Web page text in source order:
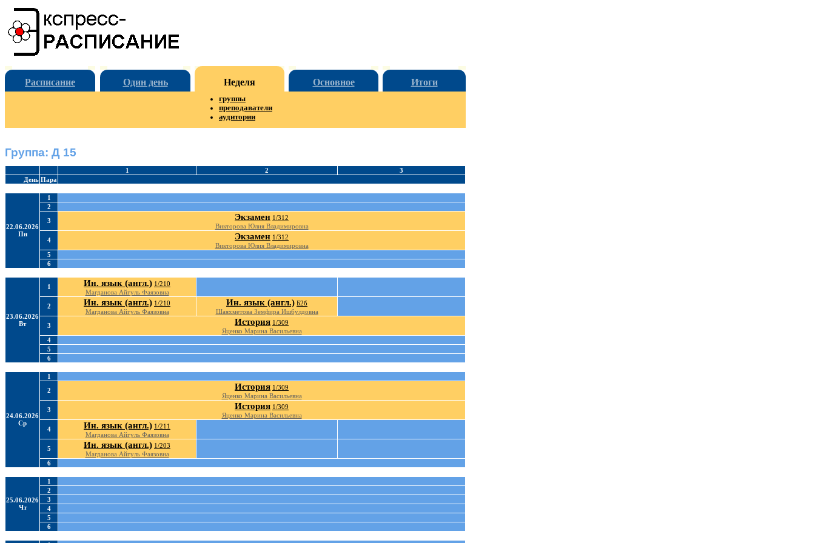
Расписание Один день Неделя Основное Итоги
группы
преподаватели
аудитории
Группа: Д 15
1 2
3
День Пара
22.06.2026
Пн
1
2
3
Экзамен 1/312
Викторова Юлия Владимировна
4
Экзамен 1/312
Викторова Юлия Владимировна
5
6
23.06.2026
Вт
1 Ин. язык (англ.) 1/210
Магданова Айгуль Фаязовна
2
Ин. язык (англ.) 1/210
Магданова Айгуль Фаязовна
Ин. язык (англ.) Б2б
Шаяхметова Земфира Ишбулдовна
3
История 1/309
Яценко Марина Васильевна
4
5
6
24.06.2026
Ср
1
2
История 1/309
Яценко Марина Васильевна
3
История 1/309
Яценко Марина Васильевна
4
Ин. язык (англ.) 1/211
Магданова Айгуль Фаязовна
5
Ин. язык (англ.) 1/203
Магданова Айгуль Фаязовна
6
25.06.2026
Чт
1
2
3
4
5
6